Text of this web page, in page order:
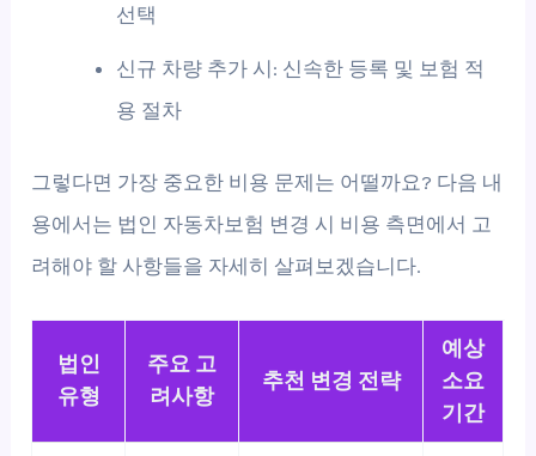
선택
신규 차량 추가 시: 신속한 등록 및 보험 적
용 절차
그렇다면 가장 중요한 비용 문제는 어떨까요? 다음 내
용에서는 법인 자동차보험 변경 시 비용 측면에서 고
려해야 할 사항들을 자세히 살펴보겠습니다.
법인
유형
주요 고
려사항
추천 변경 전략
예상
소요
기간